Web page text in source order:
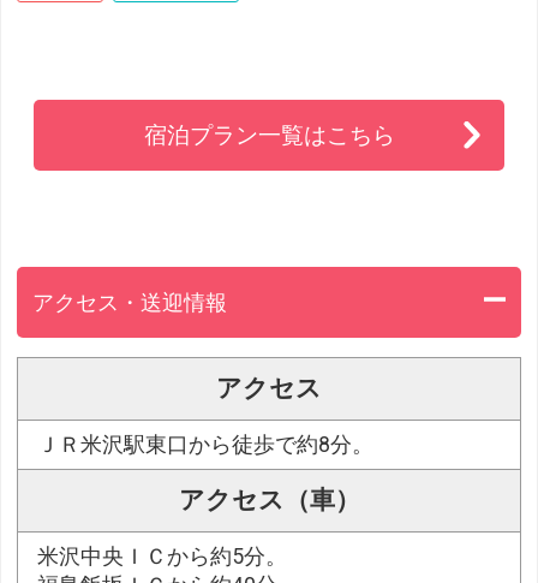
宿泊プラン一覧はこちら
アクセス・送迎情報
アクセス
ＪＲ米沢駅東口から徒歩で約8分。
アクセス（車）
米沢中央ＩＣから約5分。